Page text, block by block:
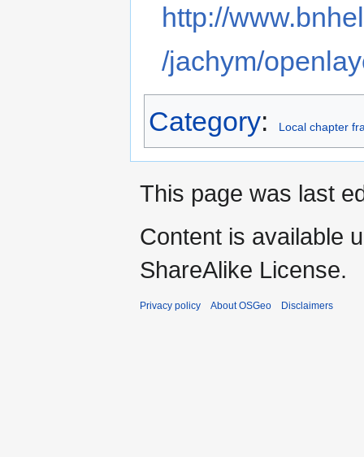
http://
/jachym/
Category: Local chapter
This page was last
Content is available
ShareAlike License.
Privacy policy About OSGeo Disclaimers